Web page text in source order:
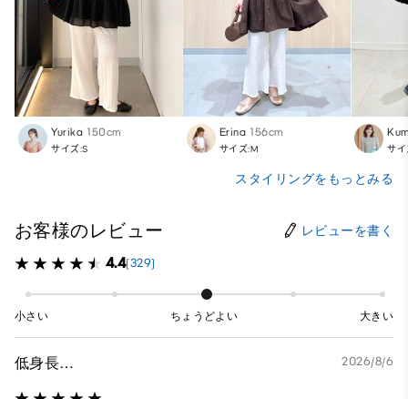
Yurika 150cm
サイズ:S
Erina 156cm
サイズ:M サ
スタイリングをもっとみる
お客様のレビュー レビューを書く
4.4(329)
小さい ちょうどよい 大きい
低身長… 2026/8/6